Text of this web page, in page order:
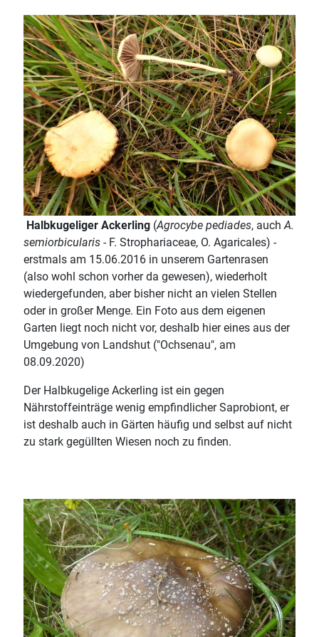
Halbkugeliger Ackerling (Agrocybe pediades, auchA.
semiorbicularis - F. Strophariaceae, O. Agaricales) -
erstmals am 15.06.2016 in unserem Gartenrasen
(also wohl schon vorher da gewesen), wiederholt
wiedergefunden, aber bisher nicht an vielen Stellen
oder in großer Menge. Ein Foto aus dem eigenen
Garten liegt noch nicht vor, deshalb hier eines aus der
Umgebung von Landshut ("Ochsenau", am
08.09.2020)
Der Halbkugelige Ackerling ist ein gegen
Nährstoffeinträge wenig empfindlicher Saprobiont, er
ist deshalb auch in Gärten häufig und selbst auf nicht
zu stark gegüllten Wiesen noch zu finden.